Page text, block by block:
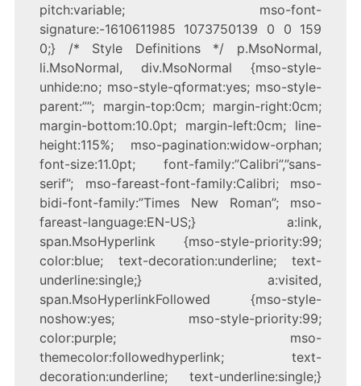
pitch:variable; mso-font-
signature:-1610611985 1073750139 0 0 159
0;} /* Style Definitions */ p.MsoNormal,
li.MsoNormal, div.MsoNormal {mso-style-
unhide:no; mso-style-qformat:yes; mso-style-
parent:””; margin-top:0cm; margin-right:0cm;
margin-bottom:10.0pt; margin-left:0cm; line-
height:115%; mso-pagination:widow-orphan;
font-size:11.0pt; font-family:”Calibri”,”sans-
serif”; mso-fareast-font-family:Calibri; mso-
bidi-font-family:”Times New Roman”; mso-
fareast-language:EN-US;} a:link,
span.MsoHyperlink {mso-style-priority:99;
color:blue; text-decoration:underline; text-
underline:single;} a:visited,
span.MsoHyperlinkFollowed {mso-style-
noshow:yes; mso-style-priority:99;
color:purple; mso-
themecolor:followedhyperlink; text-
decoration:underline; text-underline:single;}